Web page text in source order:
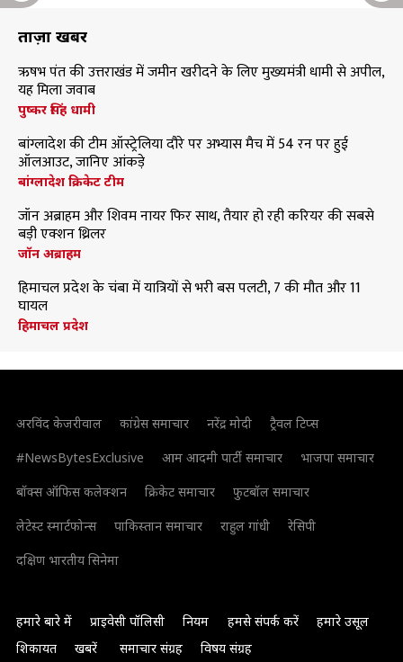
ताज़ा खबरें
ऋषभ पंत की उत्तराखंड में जमीन खरीदने के लिए मुख्यमंत्री धामी से अपील,
यह मिला जवाब
पुष्कर सिंह धामी
बांग्लादेश की टीम ऑस्ट्रेलिया दौरे पर अभ्यास मैच में 54 रन पर हुई
ऑलआउट, जानिए आंकड़े
बांग्लादेश क्रिकेट टीम
जॉन अब्राहम और शिवम नायर फिर साथ, तैयार हो रही करियर की सबसे
बड़ी एक्शन थ्रिलर
जॉन अब्राहम
हिमाचल प्रदेश के चंबा में यात्रियों से भरी बस पलटी, 7 की मौत और 11
घायल
हिमाचल प्रदेश
अरविंद केजरीवाल कांग्रेस समाचार नरेंद्र मोदी
ट्रैवल टिप्स
#NewsBytesExclusive
आम आदमी पार्टी समाचार
भाजपा समाचार
बॉक्स ऑफिस कलेक्शन
क्रिकेट समाचार
फुटबॉल समाचार
लेटेस्ट स्मार्टफोन्स
पाकिस्तान समाचार राहुल गांधी
रेसिपी
दक्षिण भारतीय सिनेमा
हमारे बारे में प्राइवेसी पॉलिसी नियम हमसे संपर्क करें
हमारे उसूल
शिकायत
खबरें समाचार संग्रह विषय संग्रह